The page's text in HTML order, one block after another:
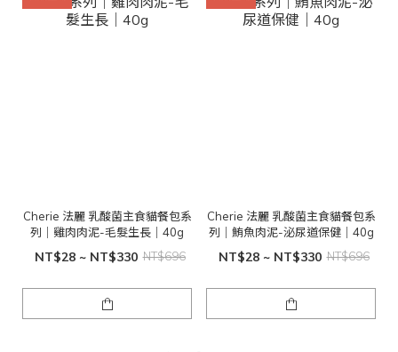
Cherie 法麗 乳酸菌主食貓餐包系
列｜雞肉肉泥-毛髮生長｜40g
NT$28 ~ NT$330 NT$696
Cherie 法麗 乳酸菌主食貓餐包系
列｜鮪魚肉泥-泌尿道保健｜40g
NT$28 ~ NT$330 NT$696